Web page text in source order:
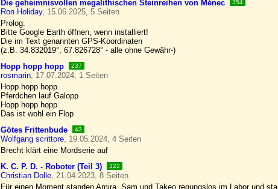
Die geheimnisvollen megalithischen Steinreihen von Ménec
354
Ron Holiday, 15.06.2025, 5 Seiten
Prolog:
Bitte Google Earth öffnen, wenn installiert!
Die im Text genannten GPS-Koordinaten
(z.B. 34.832019°, 67.826728° - alle ohne Gewähr-)
Hopp hopp hopp
237
rosmarin, 17.07.2024, 1 Seiten
Hopp hopp hopp
Pferdchen lauf Galopp
Hopp hopp hopp
Das ist wohl ein Flop
Götes Frittenbude
43
Wolfgang scrittore, 19.05.2024, 4 Seiten
Brecht klärt eine Mordserie auf
K. C. P. D. - Roboter (Teil 3)
322
Christian Dolle, 21.04.2023, 8 Seiten
Für einen Moment standen Amira, Sam und Takeo regungslos im Labor und